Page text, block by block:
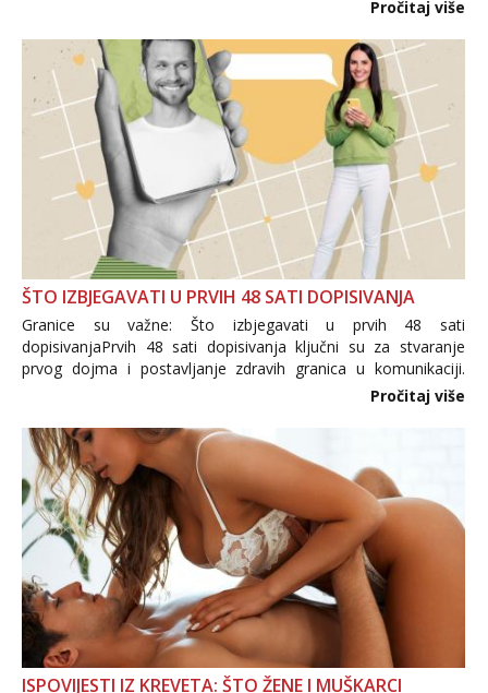
Pročitaj više
ŠTO IZBJEGAVATI U PRVIH 48 SATI DOPISIVANJA
Granice su važne: Što izbjegavati u prvih 48 sati
dopisivanjaPrvih 48 sati dopisivanja ključni su za stvaranje
prvog dojma i postavljanje zdravih granica u komunikaciji.
Važno je izbjeći prebrzo otkrivanje osobnih ili intimnih
informacija, jer nepoznata osoba još nije zaslužila to
povjerenje. Takođe...
Pročitaj više
ISPOVIJESTI IZ KREVETA: ŠTO ŽENE I MUŠKARCI